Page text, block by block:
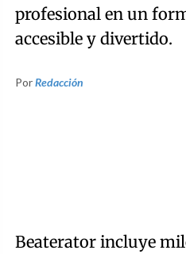
profesional en un
accesible y divertido.
PorRedacción
Beaterator incluye